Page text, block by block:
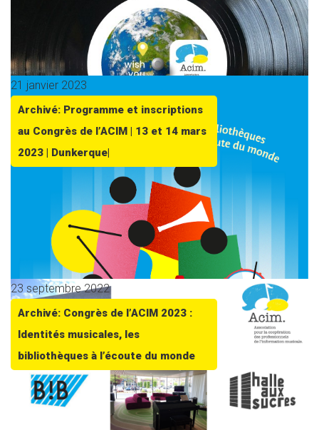
21 janvier 2023
Archivé: Programme et inscriptions
au Congrès de l’ACIM | 13 et 14 mars
2023 | Dunkerque|
23 septembre 2022
Archivé: Congrès de l’ACIM 2023 :
Identités musicales, les
bibliothèques à l’écoute du monde